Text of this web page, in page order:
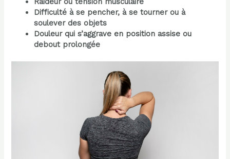
Difficulté à se pencher, à se tourner ou à
soulever des objets
Douleur qui s’aggrave en position assise ou
debout prolongée